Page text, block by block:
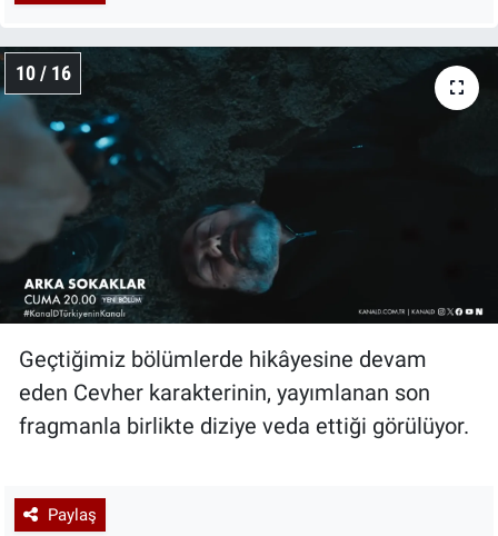
10 / 16
Geçtiğimiz bölümlerde hikâyesine devam
eden Cevher karakterinin, yayımlanan son
fragmanla birlikte diziye veda ettiği görülüyor.
Paylaş